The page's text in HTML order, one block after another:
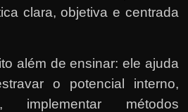
clara, objetiva e centrada
além de ensinar: ele ajuda
o potencial interno,
implementar métodos